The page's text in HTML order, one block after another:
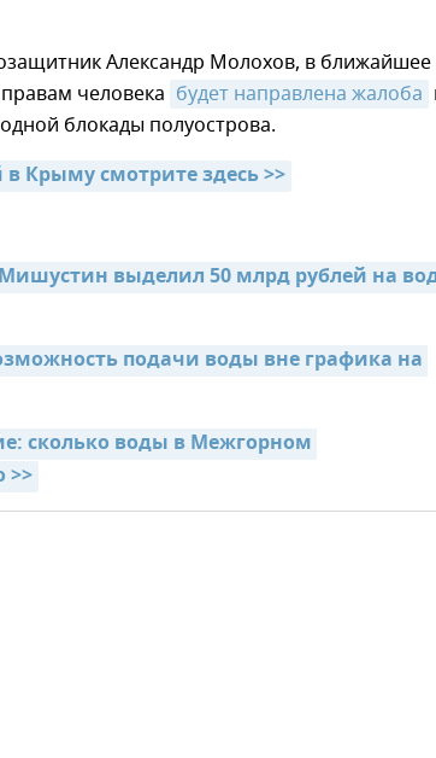
Александр Молохов, в ближайшее
человека будет направлена жалоба
блокады полуострова.
Крыму смотрите здесь >>
выделил 50 млрд рублей на
подачи воды вне графика на
сколько воды в Межгорном
>>